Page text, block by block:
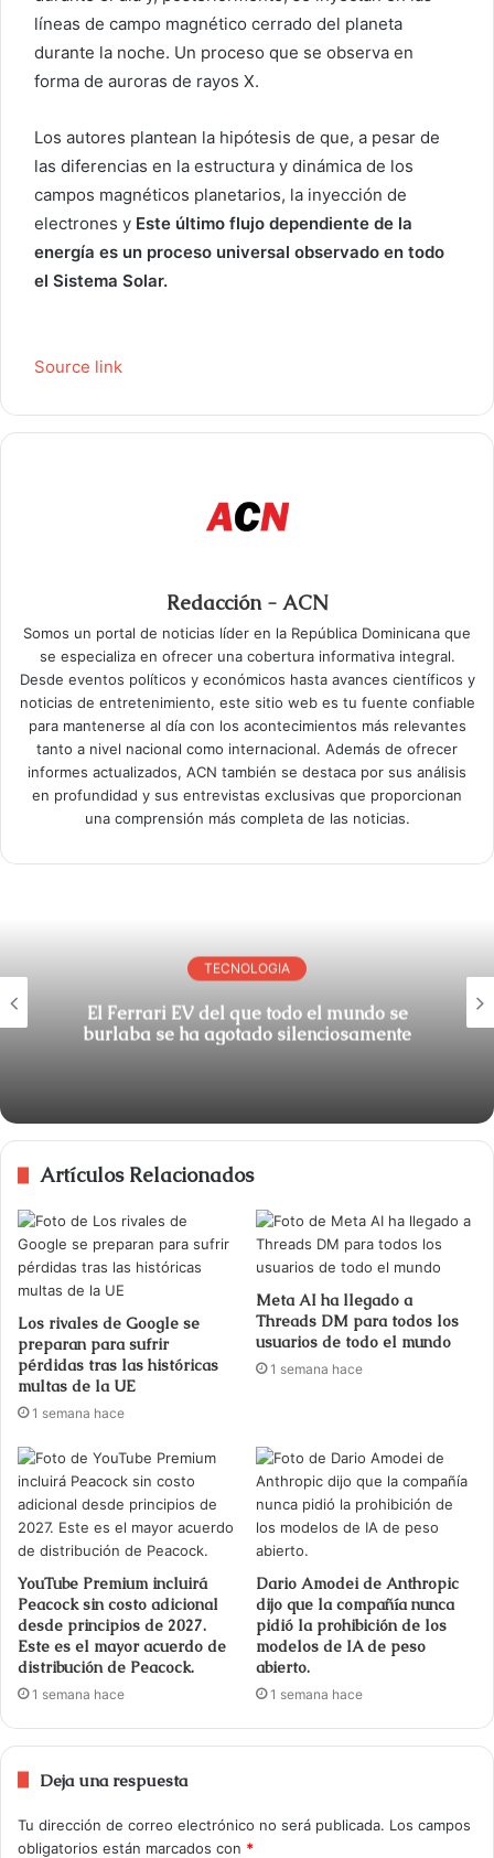
líneas de campo magnético cerrado del planeta
durante la noche. Un proceso que se observa en
forma de auroras de rayos X.
Los autores plantean la hipótesis de que, a pesar de
las diferencias en la estructura y dinámica de los
campos magnéticos planetarios, la inyección de
electrones y Este último flujo dependiente de la
energía es un proceso universal observado en todo
el Sistema Solar.
Source link
Redacción - ACN
Somos un portal de noticias líder en la República Dominicana que
se especializa en ofrecer una cobertura informativa integral.
Desde eventos políticos y económicos hasta avances científicos y
noticias de entretenimiento, este sitio web es tu fuente confiable
para mantenerse al día con los acontecimientos más relevantes
tanto a nivel nacional como internacional. Además de ofrecer
informes actualizados, ACN también se destaca por sus análisis
en profundidad y sus entrevistas exclusivas que proporcionan
una comprensión más completa de las noticias.
TECNOLOGIA
El Ferrari EV del que todo el mundo se
burlaba se ha agotado silenciosamente
Artículos Relacionados
Los rivales de Google se
preparan para sufrir
pérdidas tras las históricas
multas de la UE
1 semana hace
Meta AI ha llegado a
Threads DM para todos los
usuarios de todo el mundo
1 semana hace
YouTube Premium incluirá
Peacock sin costo adicional
desde principios de 2027.
Este es el mayor acuerdo de
distribución de Peacock.
1 semana hace
Dario Amodei de Anthropic
dijo que la compañía nunca
pidió la prohibición de los
modelos de IA de peso
abierto.
1 semana hace
Deja una respuesta
Tu dirección de correo electrónico no será publicada. Los campos
obligatorios están marcados con *